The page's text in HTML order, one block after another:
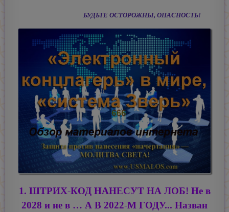
БУДЬТЕ ОСТОРОЖНЫ, ОПАСНОСТЬ!
1. ШТРИХ-КОД НАНЕСУТ НА ЛОБ! Не в
2028 и не в … А В 2022-М ГОДУ... Назван